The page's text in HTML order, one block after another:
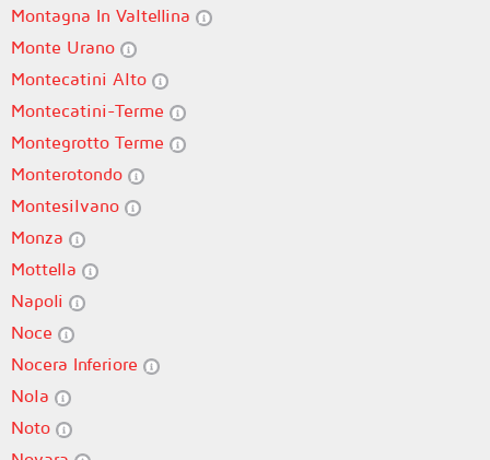
Montagna In Valtellina
Monte Urano
Montecatini Alto
Montecatini-Terme
Montegrotto Terme
Monterotondo
Montesilvano
Monza
Mottella
Napoli
Noce
Nocera Inferiore
Nola
Noto